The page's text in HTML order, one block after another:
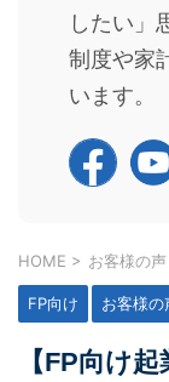
したい」
制度や家
います。
HOME > お客様の声
FP向け お客様の
【FP向け